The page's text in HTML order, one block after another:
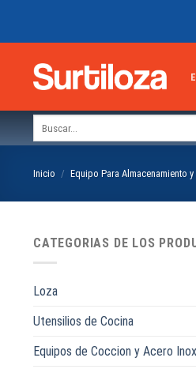
Inicio / Equipo Para Almacenamiento
CATEGORIAS DE LOS
Loza
Utensilios de Cocina
Equipos de Coccion y Acero